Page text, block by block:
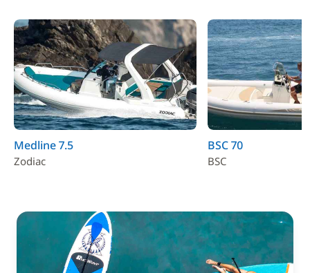
Medline 7.5
Zodiac
BSC 70
BSC